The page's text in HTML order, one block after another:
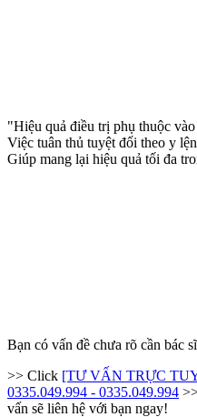
"Hiệu quả điều trị phụ thuộc
Việc tuân thủ tuyệt đối theo y
Giúp mang lại hiệu quả tối đa
Bạn có vấn đề chưa rõ cần bác
>> Click [TƯ VẤN TRỰC
0335.049.994 - 0335.049.994
vấn sẽ liên hệ với bạn ngay!